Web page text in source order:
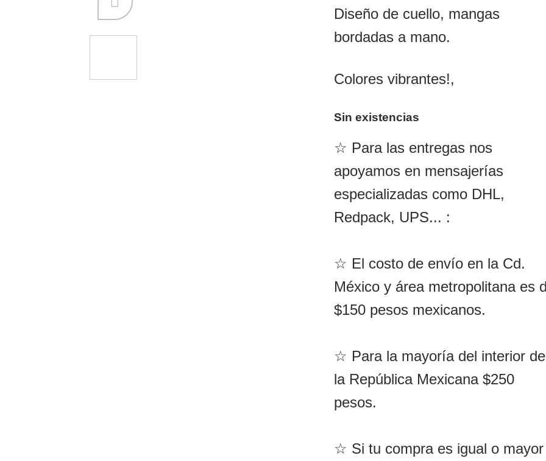
original
era:
$890.00.
Diseño de cuello, mangas
bordadas a mano.
Colores vibrantes!,
Sin existencias
☆ Para las entregas nos
apoyamos en mensajerías
especializadas como DHL,
Redpack, UPS... :
☆ El costo de envío en la Cd.
México y área metropolitana es
$150 pesos mexicanos.
☆ Para la mayoría del interior de
la República Mexicana $250
pesos.
☆ Si tu compra es igual o